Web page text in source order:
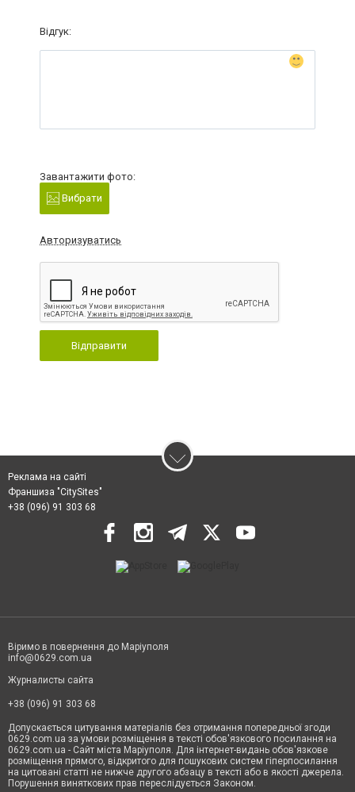
Відгук:
Завантажити фото:
Вибрати
Авторизуватись
Відправити
Реклама на сайті
Франшиза "CitySites"
+38 (096) 91 303 68
Віримо в повернення до Маріуполя
info@0629.com.ua
Журналисты сайта
+38 (096) 91 303 68
Допускається цитування матеріалів без отримання попередньої згоди
0629.com.ua за умови розміщення в тексті обов'язкового посилання на
0629.com.ua - Сайт міста Маріуполя. Для інтернет-видань обов'язкове
розміщення прямого, відкритого для пошукових систем гіперпосилання
на цитовані статті не нижче другого абзацу в тексті або в якості джерела.
Порушення виняткових прав переслідується Законом.